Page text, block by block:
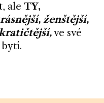
ale TY,
ženštější,
ve své